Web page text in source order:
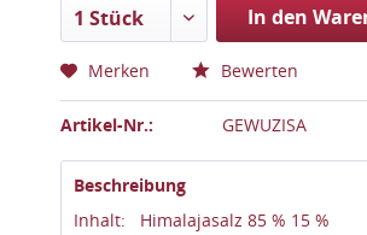
1 Stück In den
Merken Bewerten
Artikel-Nr.: GEWUZISA
Beschreibung
Inhalt: Himalajasalz 85 % 15 %